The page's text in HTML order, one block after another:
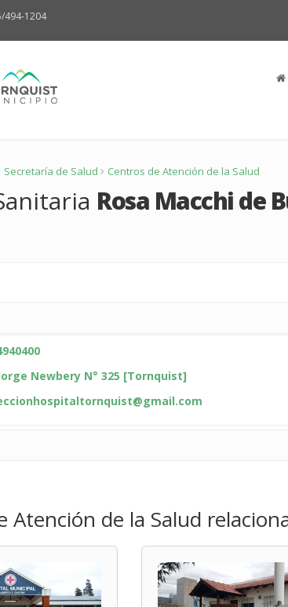
494-1204
Secretaría de Salud Centros de Atención de la Salud
Rosa Macchi de
Newbery N° 325 [Tornquist]
Dra. Loffredo Virginia
Dra. Trejo Carolina
Atención de la Salud